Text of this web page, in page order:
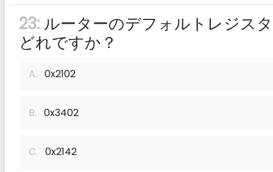
23: ルーターのデフォルトレジス
どれですか？
A. 0x2102
B. 0x3402
C. 0x2142